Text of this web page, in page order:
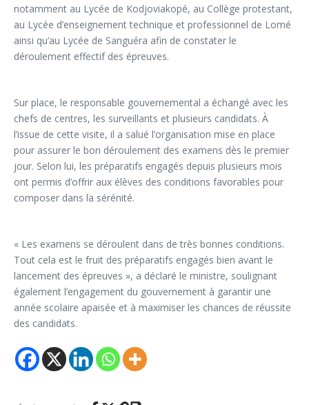
notamment au Lycée de Kodjoviakopé, au Collège protestant,
au Lycée d’enseignement technique et professionnel de Lomé
ainsi qu’au Lycée de Sanguéra afin de constater le
déroulement effectif des épreuves.
Sur place, le responsable gouvernemental a échangé avec les
chefs de centres, les surveillants et plusieurs candidats. À
l’issue de cette visite, il a salué l’organisation mise en place
pour assurer le bon déroulement des examens dès le premier
jour. Selon lui, les préparatifs engagés depuis plusieurs mois
ont permis d’offrir aux élèves des conditions favorables pour
composer dans la sérénité.
« Les examens se déroulent dans de très bonnes conditions.
Tout cela est le fruit des préparatifs engagés bien avant le
lancement des épreuves », a déclaré le ministre, soulignant
également l’engagement du gouvernement à garantir une
année scolaire apaisée et à maximiser les chances de réussite
des candidats.